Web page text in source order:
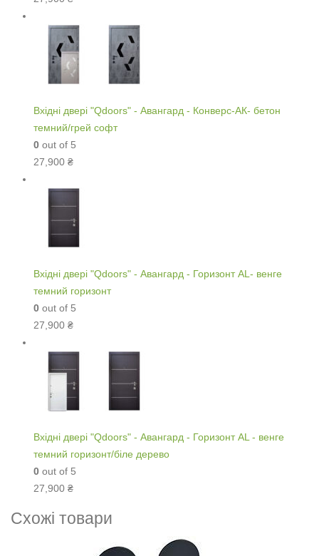
Вхідні двері "Qdoors" - Авангард - Конверс-АК- бетон
темний/грей софт
0 out of 5
27,900 ₴
Вхідні двері "Qdoors" - Авангард - Горизонт AL- венге
темний горизонт
0 out of 5
27,900 ₴
Вхідні двері "Qdoors" - Авангард - Горизонт AL - венге
темний горизонт/біле дерево
0 out of 5
27,900 ₴
Схожі товари